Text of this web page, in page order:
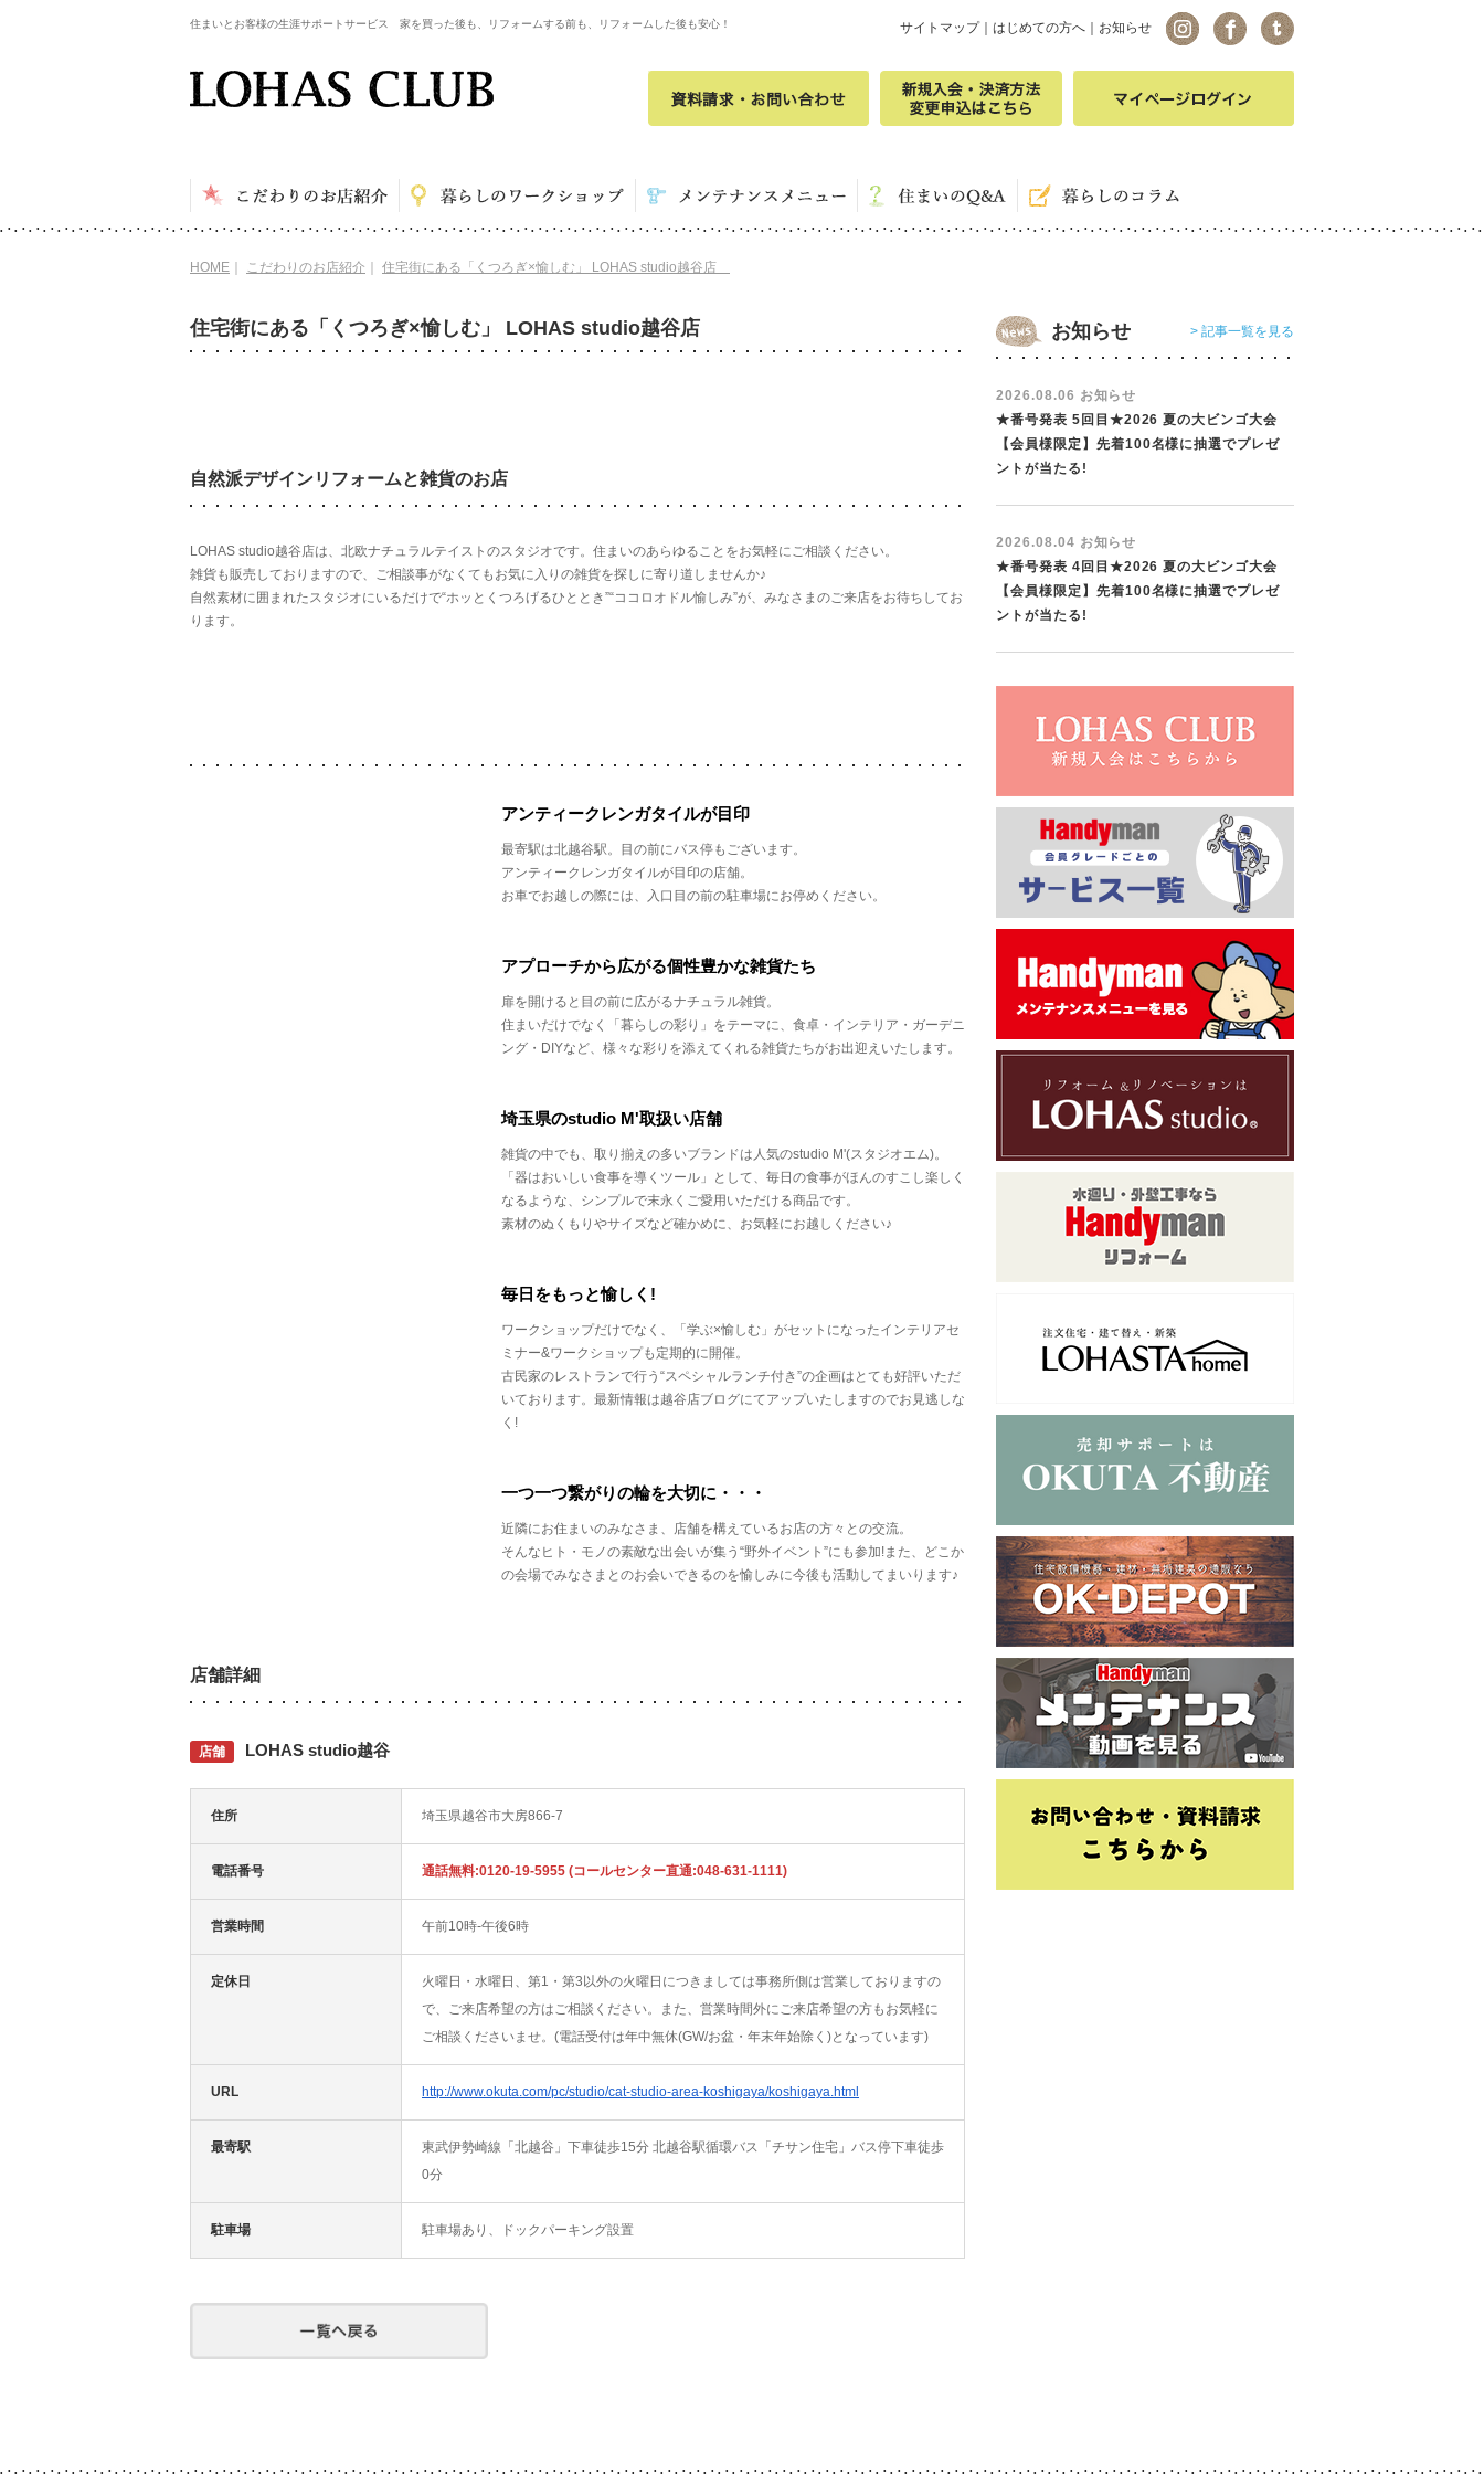
住まいとお客様の生涯サポートサービス 家を買った後も、リフォームする前も、リフォームした後も安心！ サイトマップ｜ はじめての方へ お知らせ
HOME こだわりのお店紹介 住宅街にある「くつろぎ×愉しむ」 LOHAS studio越谷店
住宅街にある「くつろぎ×愉しむ」 LOHAS studio越谷店
自然派デザインリフォームと雑貨のお店
LOHAS studio越谷店は、北欧ナチュラルテイストのスタジオです。住まいのあらゆることをお気軽にご相談ください。
雑貨も販売しておりますので、ご相談事がなくてもお気に入りの雑貨を探しに寄り道しませんか♪
自然素材に囲まれたスタジオにいるだけで“ホッとくつろげるひととき”“ココロオドル愉しみ”が、みなさまのご来店をお待ちしてお
ります。
アンティークレンガタイルが目印
最寄駅は北越谷駅。目の前にバス停もございます。
アンティークレンガタイルが目印の店舗。
お車でお越しの際には、入口目の前の駐車場にお停めください。
アプローチから広がる個性豊かな雑貨たち
扉を開けると目の前に広がるナチュラル雑貨。
住まいだけでなく「暮らしの彩り」をテーマに、食卓・インテリア・ガーデニ
ング・DIYなど、様々な彩りを添えてくれる雑貨たちがお出迎えいたします。
埼玉県のstudio M'取扱い店舗
雑貨の中でも、取り揃えの多いブランドは人気のstudio M'(スタジオエム)。
「器はおいしい食事を導くツール」として、毎日の食事がほんのすこし楽しく
なるような、シンプルで末永くご愛用いただける商品です。
素材のぬくもりやサイズなど確かめに、お気軽にお越しください♪
毎日をもっと愉しく!
ワークショップだけでなく、「学ぶ×愉しむ」がセットになったインテリアセ
ミナー&ワークショップも定期的に開催。
古民家のレストランで行う“スペシャルランチ付き”の企画はとても好評いただ
いております。最新情報は越谷店ブログにてアップいたしますのでお見逃しな
く!
一つ一つ繋がりの輪を大切に・・・
近隣にお住まいのみなさま、店舗を構えているお店の方々との交流。
そんなヒト・モノの素敵な出会いが集う“野外イベント”にも参加!また、どこか
の会場でみなさまとのお会いできるのを愉しみに今後も活動してまいります♪
店舗詳細
店舗 LOHAS studio越谷
住所 埼玉県越谷市大房866-7
電話番号 通話無料:0120-19-5955 (コールセンター直通:048-631-1111)
営業時間 午前10時-午後6時
定休日
火曜日・水曜日、第1・第3以外の火曜日につきましては事務所側は営業しておりますの
で、ご来店希望の方はご相談ください。また、営業時間外にご来店希望の方もお気軽に
ご相談くださいませ。(電話受付は年中無休(GW/お盆・年末年始除く)となっています)
URL http://www.okuta.com/pc/studio/cat-studio-area-koshigaya/koshigaya.html
最寄駅
東武伊勢崎線「北越谷」下車徒歩15分 北越谷駅循環バス「チサン住宅」バス停下車徒歩
0分
駐車場 駐車場あり、ドックパーキング設置
お知らせ > 記事一覧を見る
2026.08.06 お知らせ
★番号発表 5回目★2026 夏の大ビンゴ大会
【会員様限定】先着100名様に抽選でプレゼ
ントが当たる!
2026.08.04 お知らせ
★番号発表 4回目★2026 夏の大ビンゴ大会
【会員様限定】先着100名様に抽選でプレゼ
ントが当たる!